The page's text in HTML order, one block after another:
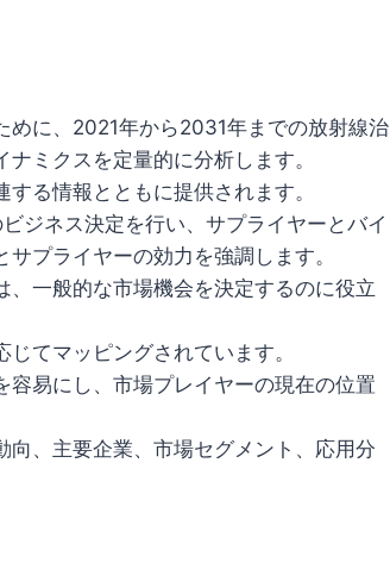
めに、2021年から2031年までの放射線治
ミクスを定量的に分析します。
る情報とともに提供されます。
ジネス決定を行い、サプライヤーとバイ
プライヤーの効力を強調します。
一般的な市場機会を決定するのに役立
てマッピングされています。
易にし、市場プレイヤーの現在の位置
、主要企業、市場セグメント、応用分